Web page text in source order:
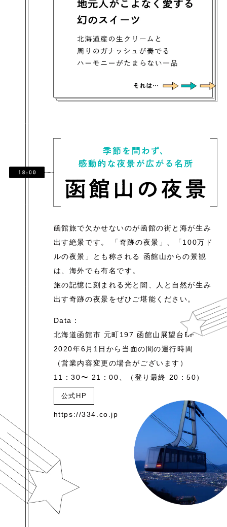
函館旅で欠かせないのが函館の街と海が生み
出す絶景です。
「奇跡の夜景」、「100万ド
ルの夜景」とも称される 函館山からの景観
は、海外でも有名です。
旅の記憶に刻まれる光と闇、人と自然が生み
出す奇跡の夜景をぜひご堪能ください。
Data：
北海道函館市 元町197 函館山展望台RF
2020年6月1日から当面の間の運行時間
（営業内容変更の場合がございます）
11：30〜 21：00、（登り最終 20：50）
公式HP
https://334.co.jp